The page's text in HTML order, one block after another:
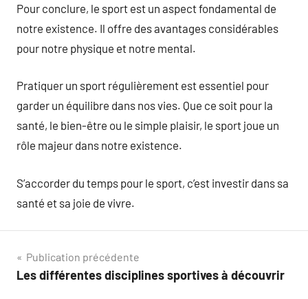
Pour conclure, le sport est un aspect fondamental de
notre existence. Il offre des avantages considérables
pour notre physique et notre mental.
Pratiquer un sport régulièrement est essentiel pour
garder un équilibre dans nos vies. Que ce soit pour la
santé, le bien-être ou le simple plaisir, le sport joue un
rôle majeur dans notre existence.
S’accorder du temps pour le sport, c’est investir dans sa
santé et sa joie de vivre.
Navigation
de
Publication précédente
Les différentes disciplines sportives à découvrir